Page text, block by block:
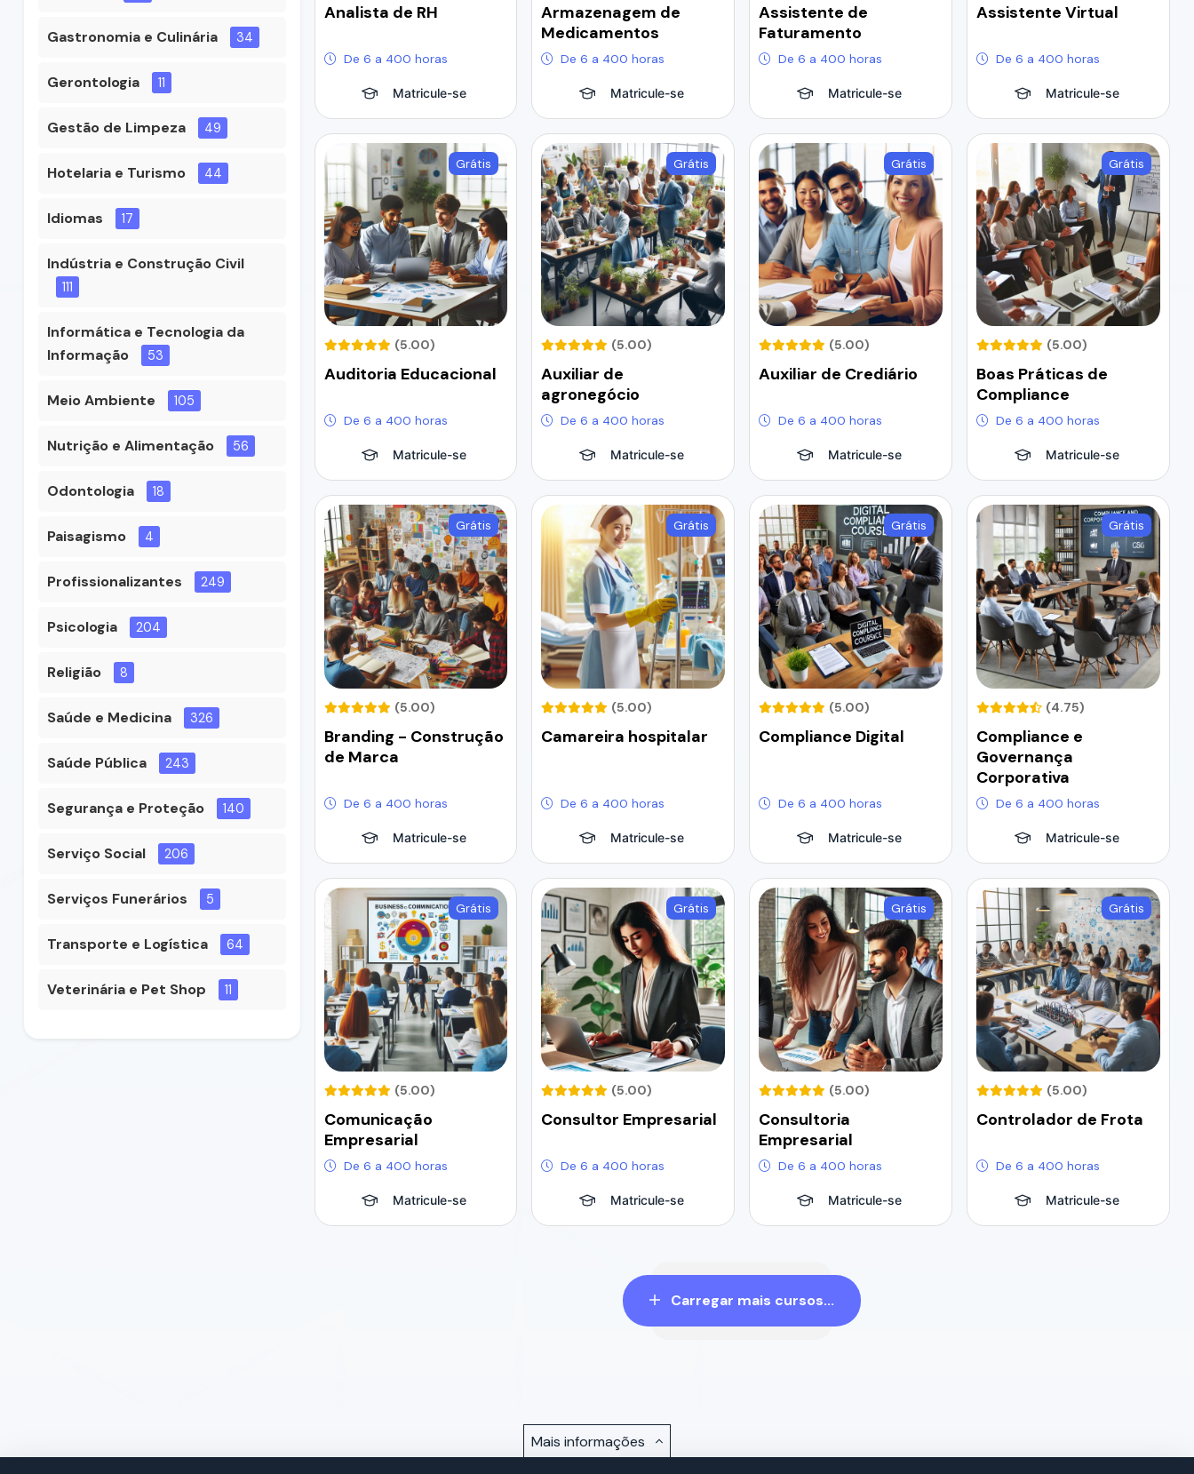
Gastronomia e Culinária 34
Gerontologia 11
Gestão de Limpeza 49
Hotelaria e Turismo 44
Idiomas 17
Indústria e Construção Civil
111
Informática e Tecnologia da
Informação
53
Meio Ambiente 105
Nutrição e Alimentação 56
Odontologia 18
Paisagismo 4
Profissionalizantes 249
Psicologia 204
Religião 8
Saúde e Medicina 326
Saúde Pública 243
Segurança e Proteção 140
Serviço Social 206
Serviços Funerários 5
Transporte e Logística 64
Veterinária e Pet Shop 11
Analista de RH
De 6 a 400 horas
Matricule-se
Armazenagem de
Medicamentos
De 6 a 400 horas
Matricule-se
Assistente de
Faturamento
De 6 a 400 horas
Matricule-se
Assistente Virtual
De 6 a 400 horas
Matricule-se
Grátis
(5.00)
Auditoria Educacional
De 6 a 400 horas
Matricule-se
Grátis
(5.00)
Auxiliar de
agronegócio
De 6 a 400 horas
Matricule-se
Grátis
(5.00)
Auxiliar de Crediário
De 6 a 400 horas
Matricule-se
Grátis
(5.00)
Boas Práticas de
Compliance
De 6 a 400 horas
Matricule-se
Grátis
(5.00)
Branding - Construção
de Marca
De 6 a 400 horas
Matricule-se
Grátis
(5.00)
Camareira hospitalar
De 6 a 400 horas
Matricule-se
Grátis
(5.00)
Compliance Digital
De 6 a 400 horas
Matricule-se
Grátis
(4.75)
Compliance e
Governança
Corporativa
De 6 a 400 horas
Matricule-se
Grátis
(5.00)
Comunicação
Empresarial
De 6 a 400 horas
Matricule-se
Grátis
(5.00)
Consultor Empresarial
De 6 a 400 horas
Matricule-se
Grátis
(5.00)
Consultoria
Empresarial
De 6 a 400 horas
Matricule-se
Grátis
(5.00)
Controlador de Frota
De 6 a 400 horas
Matricule-se
Carregar mais cursos...
Mais informações